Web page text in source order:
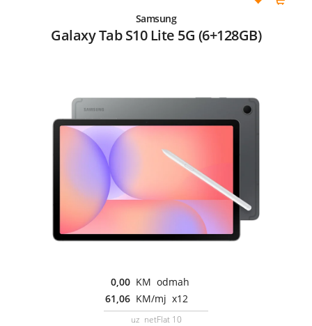
Samsung
Galaxy Tab S10 Lite 5G (6+128GB)
0,00 KM odmah
61,06 KM/mj x12
uz netFlat 10